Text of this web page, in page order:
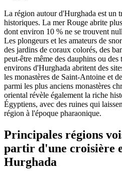
La région autour d'Hurghada est un
historiques. La mer Rouge abrite
dont environ 10 % ne se trouvent
Les plongeurs et les amateurs de
des jardins de coraux colorés, des
peut-être même des dauphins ou des
environs d'Hurghada abritent des
les monastères de Saint-Antoine et
parmi les plus anciens monastères
oriental révèle également la riche
Égyptiens, avec des ruines qui
région à l'époque pharaonique.
Principales régions
partir d'une croisière
Hurghada